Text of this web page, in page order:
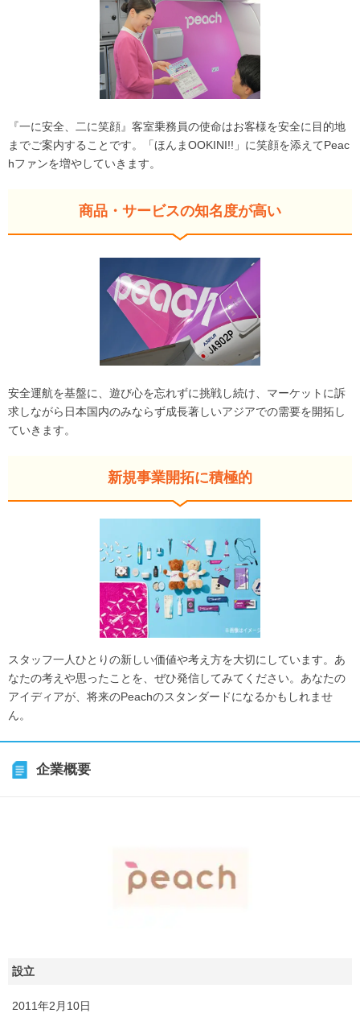
『一に安全、二に笑顔』客室乗務員の使命はお客様を安全に目的地
までご案内することです。「ほんまOOKINI!!」に笑顔を添えてPeac
hファンを増やしていきます。
商品・サービスの知名度が高い
安全運航を基盤に、遊び心を忘れずに挑戦し続け、マーケットに訴
求しながら日本国内のみならず成長著しいアジアでの需要を開拓し
ていきます。
新規事業開拓に積極的
スタッフ一人ひとりの新しい価値や考え方を大切にしています。あ
なたの考えや思ったことを、ぜひ発信してみてください。あなたの
アイディアが、将来のPeachのスタンダードになるかもしれませ
ん。
企業概要
設立
2011年2月10日